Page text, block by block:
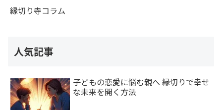
縁切り寺コラム
人気記事
子どもの恋愛に悩む親へ 縁切りで幸せ
な未来を開く方法